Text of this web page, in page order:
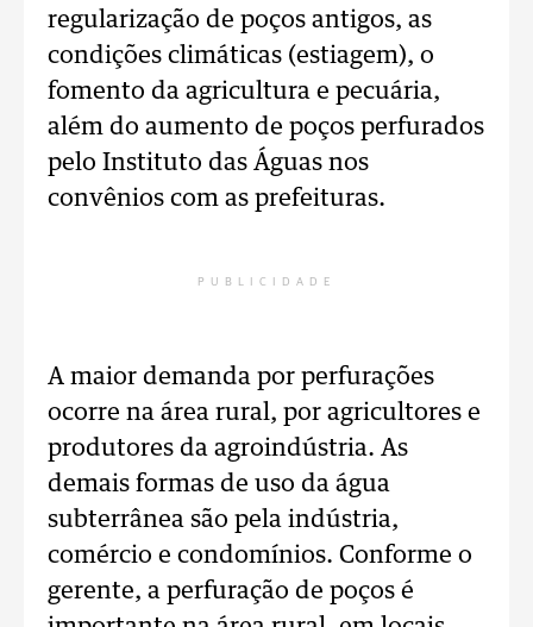
regularização de poços antigos, as
condições climáticas (estiagem), o
fomento da agricultura e pecuária,
além do aumento de poços perfurados
pelo Instituto das Águas nos
convênios com as prefeituras.
PUBLICIDADE
A maior demanda por perfurações
ocorre na área rural, por agricultores e
produtores da agroindústria. As
demais formas de uso da água
subterrânea são pela indústria,
comércio e condomínios. Conforme o
gerente, a perfuração de poços é